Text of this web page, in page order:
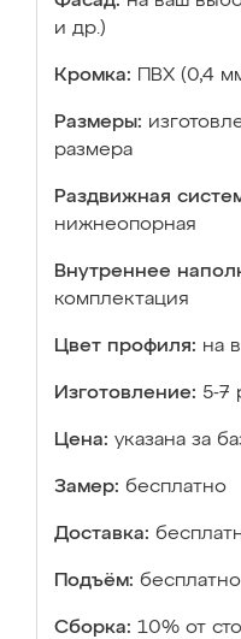
и др.)
Кромка: ПВХ (0,4
Размеры:
размера
Раздвижная
нижнеопорная
Внутреннее
комплектация
Цвет профиля: на
Изготовление: 5-7
Цена: указана за
Замер: бесплатно
Доставка:
Подъём: бесплатно
Сборка: 10% от